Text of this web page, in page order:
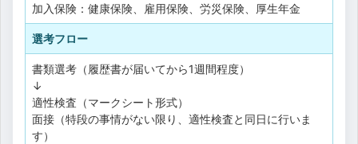
加入保険：健康保険、雇用保険、労災保険、厚生年金
選考フロー
書類選考（履歴書が届いてから1週間程度）
↓
適性検査（マークシート形式）
面接（特段の事情がない限り、適性検査と同日に行いま
す）